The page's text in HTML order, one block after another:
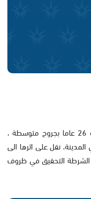
اصيب ظهر اليوم شاب من مدينة الطيره 26 عاما بجروح متوسطة ،
نقل على اثرها الى
الشرطة التحقيق في ظروف